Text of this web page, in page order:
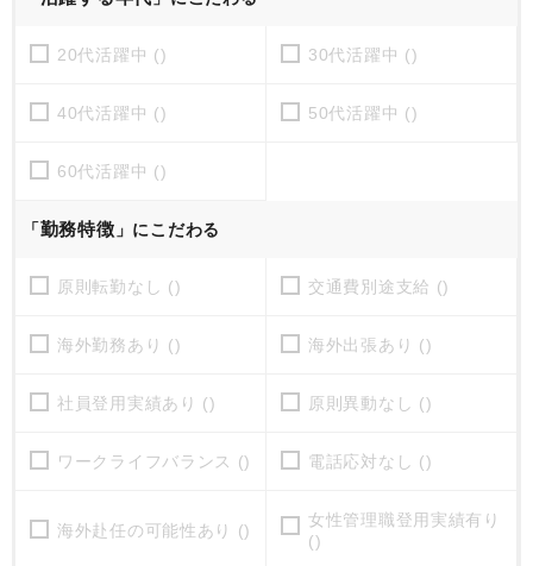
20代活躍中 () 30代活躍中 ()
40代活躍中 () 50代活躍中 ()
60代活躍中 ()
「勤務特徴 」にこだわる
原則転勤なし () 交通費別途支給 ()
海外勤務あり () 海外出張あり ()
社員登用実績あり () 原則異動なし ()
ワークライフバランス () 電話応対なし ()
海外赴任の可能性あり ()
女性管理職登用実績有り
()